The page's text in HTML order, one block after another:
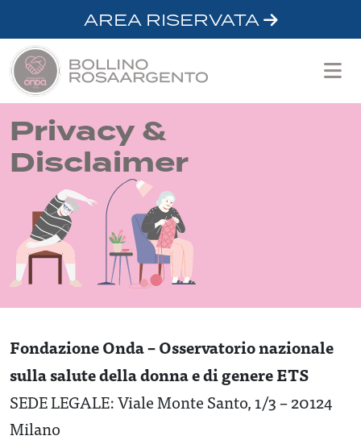
AREA RISERVATA
Privacy &
Disclaimer
Fondazione Onda – Osservatorio nazionale
sulla salute della donna e di genere ETS
SEDE LEGALE: Viale Monte Santo, 1/3 – 20124
Milano